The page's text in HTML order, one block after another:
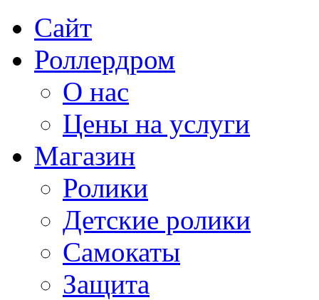
Сайт
Роллердром
О нас
Цены на услуги
Магазин
Ролики
Детские ролики
Самокаты
Защита